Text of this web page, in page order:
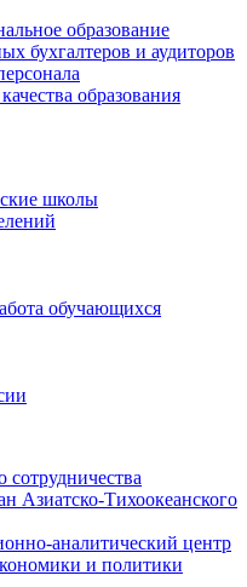
образование
бухгалтеров и аудиторов
образования
школы
обучающихся
Азиатско-Тихоокеанского
аналитический центр
и политики